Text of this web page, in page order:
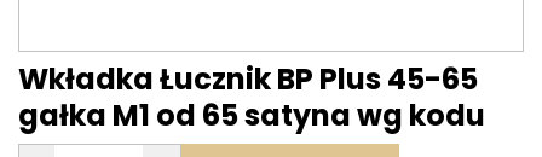
Wkładka Łucznik BP Plus 45-65
gałka M1 od 65 satyna wg kodu